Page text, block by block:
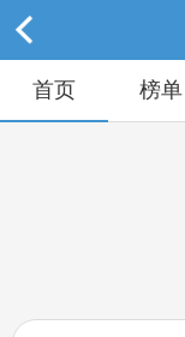
首页 榜单